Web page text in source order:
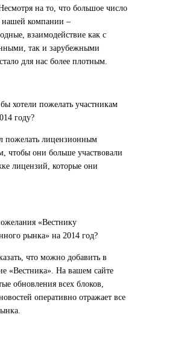
на то, что большое число
нашей компании –
взаимодействие как с
так и зарубежными
для нас более плотным.
хотели пожелать участникам
году?
пожелать лицензионным
чтобы они больше участвовали
лицензий, которые они
«Вестнику
рынка» на 2014 год?
что можно добавить в
«Вестника». На вашем сайте
обновления всех блоков,
оперативно отражает все